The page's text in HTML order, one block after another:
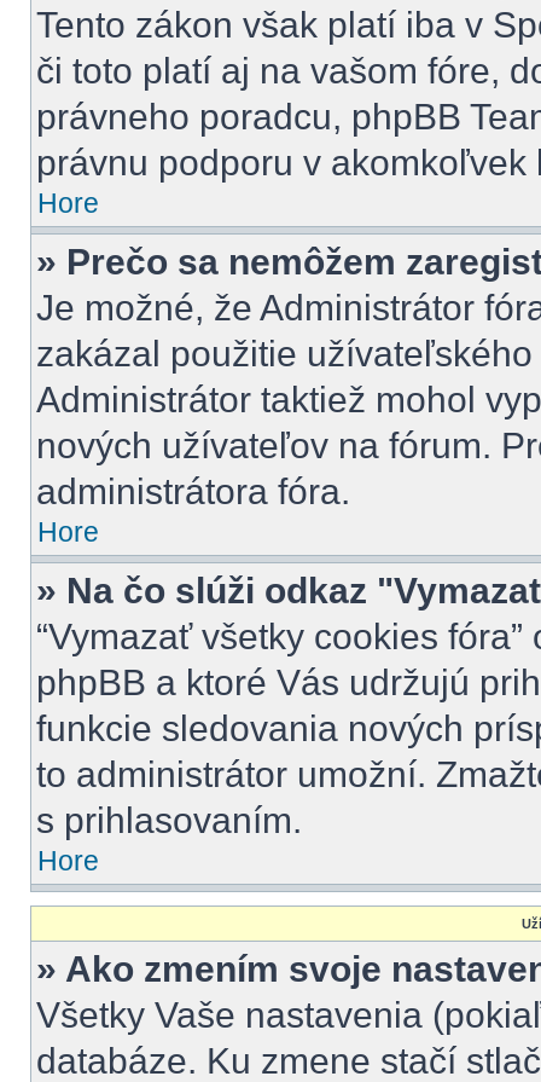
Tento zákon však platí iba v
či toto platí aj na vašom fóre,
právneho poradcu, phpBB
právnu podporu v akomkoľvek
Hore
» Prečo sa nemôžem
Je možné, že Administrátor
zakázal použitie
Administrátor taktiež mohol
nových užívateľov na fórum.
administrátora fóra.
Hore
» Na čo slúži odkaz
“Vymazať všetky cookies
phpBB a ktoré Vás udržujú
funkcie sledovania nových
to administrátor umožní.
s prihlasovaním.
Hore
» Ako zmením svoje
Všetky Vaše nastavenia
databáze. Ku zmene stačí